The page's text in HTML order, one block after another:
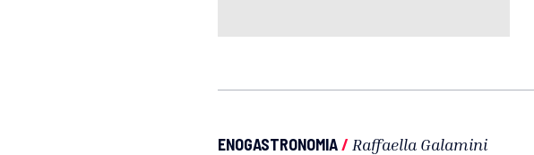
ENOGASTRONOMIA/ Raffaella Galamini